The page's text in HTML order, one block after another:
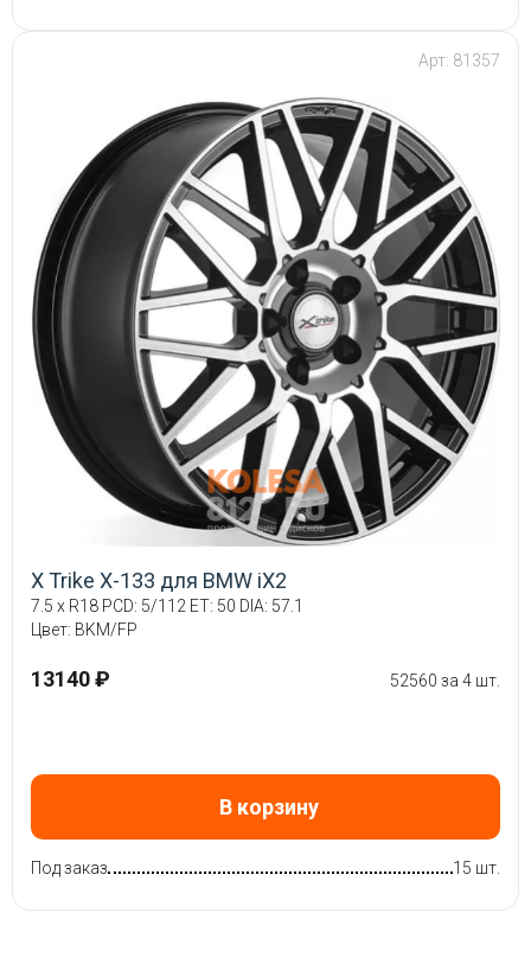
Арт: 81357
X Trike X-133 для BMW iX2
7.5 x R18 PCD: 5/112 ET: 50 DIA: 57.1
Цвет: BKM/FP
13140 ₽ 52560 за 4 шт.
В корзину
Под заказ 15 шт.